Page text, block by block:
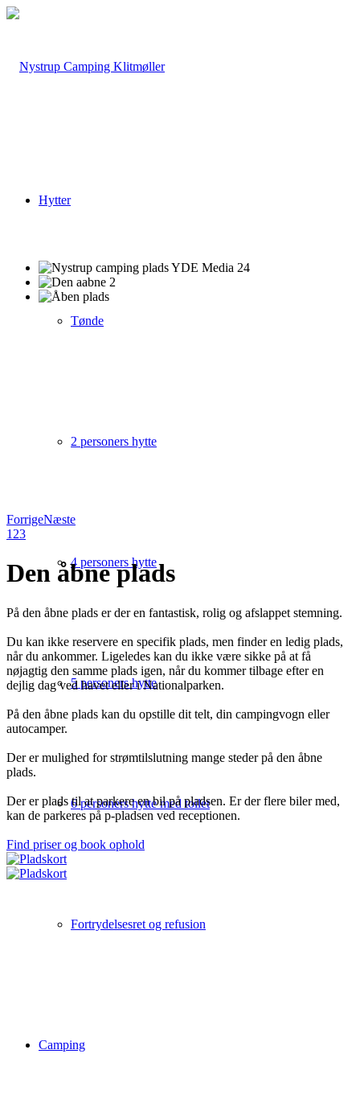
Hytter
Tønde
2 personers hytte
4 personers hytte
5 personers hytte
6 personers hytte med toilet
Fortrydelsesret og refusion
Camping
ForrigeNæste
1 23
Den åbne plads
På den åbne plads er der en fantastisk, rolig og afslappet stemning.
Du kan ikke reservere en specifik plads, men finder en ledig plads,
når du ankommer. Ligeledes kan du ikke være sikke på at få
nøjagtig den samme plads igen, når du kommer tilbage efter en
dejlig dag ved havet eller i Nationalparken.
På den åbne plads kan du opstille dit telt, din campingvogn eller
autocamper.
Der er mulighed for strømtilslutning mange steder på den åbne
plads.
Der er plads til at parkere en bil på pladsen. Er der flere biler med,
kan de parkeres på p-pladsen ved receptionen.
Find priser og book ophold